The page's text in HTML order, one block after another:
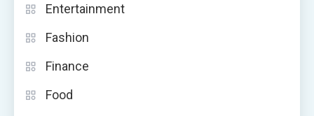
Entertainment
Fashion
Finance
Food